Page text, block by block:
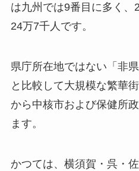
は九州では9番目に多く、
24万7千人です。
県庁所在地ではない「非
と比較して大規模な繁華
から中核市および保健所
ます。
かつては、横須賀・呉・